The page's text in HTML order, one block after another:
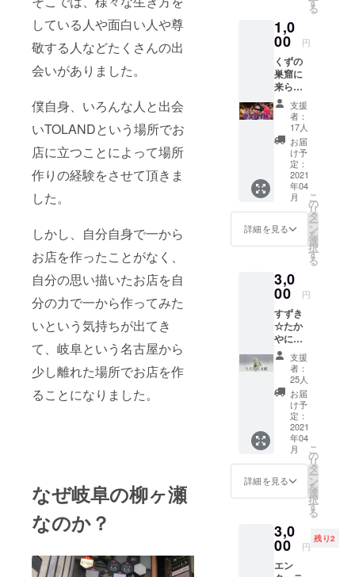
している人や面白い人や尊
敬する人などたくさんの出
会いがありました。
僕自身、いろんな人と出会
いTOLANDという場所でお
店に立つことによって場所
作りの経験をさせて頂きま
した。
しかし、自分自身で一から
お店を作ったことがなく、
自分の思い描いたお店を自
分の力で一から作ってみた
いという気持ちが出てき
て、岐阜という名古屋から
少し離れた場所でお店を作
ることになりました。
なぜ岐阜の柳ヶ瀬
なのか？
なくて
もトイ
レを使
えま
す。 ・
有効期
限：
2021年
4月〜
2021年
12月 ・
受け渡
し方
法：
メール
でお送
りしま
を確認
致しま
す。
る
1,0
00 円
くずの
巣窟に
来られ
たお客
様にす
ずき☆
たかや
の独断
と偏見
で一杯
ドリン
クを提
供しま
す。 そ
の際に
は記念
してす
ずき☆
たかや
の
Twitter
アカウ
ント
@doya
suzuki
にて
#クズに
1杯 を
付けて
感謝の
ツイー
トをさ
せて頂
時、必
ず備考
欄にご
希望の
支援
者：
17人
お届
け予
定：
2021
年04
月
詳細を見る
こ
の
リ
タ
ー
ン
を
選
択
す
る
3,0
00 円
すずき
☆たか
やにた
だただ
支援を
致しま
す。 本
当にあ
りがと
うござ
いま
す！！
何をお
返しす
ること
が出来
かりま
せんが
あなた
のこと
支援
者：
25人
お届
け予
定：
2021
年04
月
詳細を見る
こ
の
リ
タ
ー
ン
を
選
択
す
る
3,0
00 円
残り2
エン